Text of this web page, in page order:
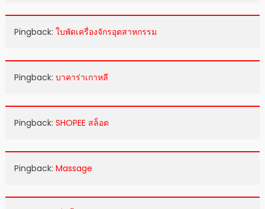
Pingback: ใบพัดเครื่องจักรอุตสาหกรรม
Pingback: บาคาร่าเกาหลี
Pingback: SHOPEE สล็อต
Pingback: Massage